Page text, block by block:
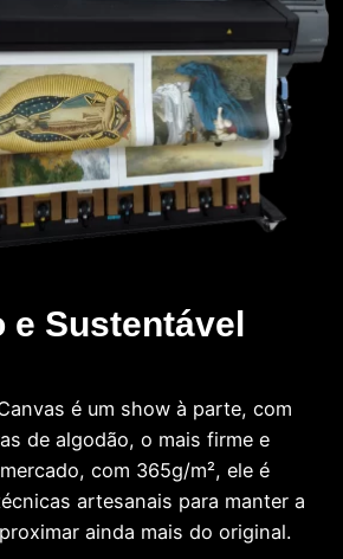
e Sustentável
é um show à parte, com
de algodão, o mais firme e
com 365g/m², ele é
artesanais para manter a
ainda mais do original.